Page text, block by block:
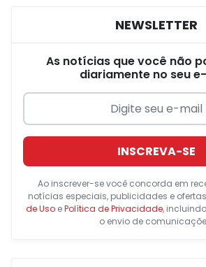
NEWSLETTER
As notícias que você não
diariamente no seu
INSCREVA-SE
Ao inscrever-se você concorda em
notícias especiais, publicidades e
de UsoePolítica de Privacidade,
o envio de